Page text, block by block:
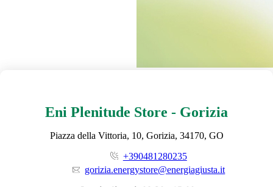
Eni Plenitude Store - Gorizia
Piazza della Vittoria, 10, Gorizia, 34170, GO
+390481280235
gorizia.energystore@energiagiusta.it